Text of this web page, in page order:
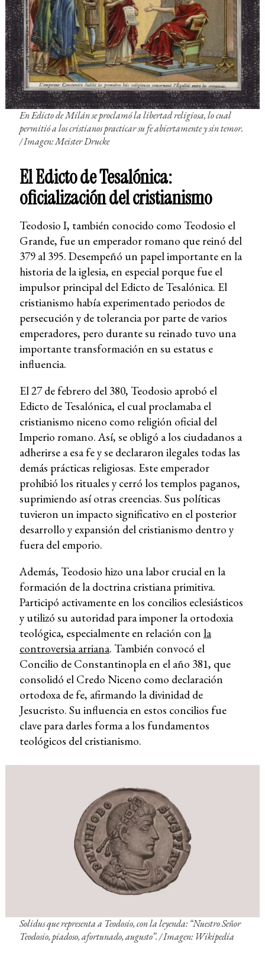
En Edicto de Milán se proclamó la libertad religiosa, lo cual
permitió a los cristianos practicar su fe abiertamente y sin temor.
/Imagen: Meister Drucke
El Edicto de Tesalónica:
oficialización del cristianismo
Teodosio I, también conocido como Teodosio el
Grande, fue un emperador romano que reinó del
379 al 395. Desempeñó un papel importante en la
historia de la iglesia, en especial porque fue el
impulsor principal del Edicto de Tesalónica. El
cristianismo había experimentado periodos de
persecución y de tolerancia por parte de varios
emperadores, pero durante su reinado tuvo una
importante transformación en su estatus e
influencia.
El 27 de febrero del 380, Teodosio aprobó el
Edicto de Tesalónica, el cual proclamaba el
cristianismo niceno como religión oficial del
Imperio romano. Así, se obligó a los ciudadanos a
adherirse a esa fe y se declararon ilegales todas las
demás prácticas religiosas. Este emperador
prohibió los rituales y cerró los templos paganos,
suprimiendo así otras creencias. Sus políticas
tuvieron un impacto significativo en el posterior
desarrollo y expansión del cristianismo dentro y
fuera del emporio.
Además, Teodosio hizo una labor crucial en la
formación de la doctrina cristiana primitiva.
Participó activamente en los concilios eclesiásticos
y utilizó su autoridad para imponer la ortodoxia
teológica, especialmente en relación con la
controversia arriana. También convocó el
Concilio de Constantinopla en el año 381, que
consolidó el Credo Niceno como declaración
ortodoxa de fe, afirmando la divinidad de
Jesucristo. Su influencia en estos concilios fue
clave para darles forma a los fundamentos
teológicos del cristianismo.
Solidus que representa a Teodosio, con la leyenda: “Nuestro Señor
Teodosio, piadoso, afortunado, augusto”. / Imagen: Wikipedia